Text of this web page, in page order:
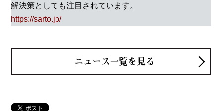
解決策としても注目されています。
https://sarto.jp/
ニュース一覧を見る